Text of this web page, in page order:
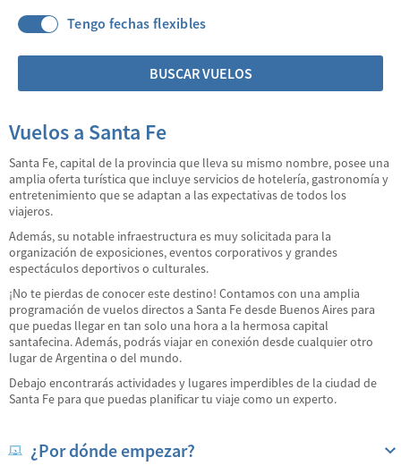
Tengo fechas flexibles
BUSCAR VUELOS
Vuelos a Santa Fe
Santa Fe, capital de la provincia que lleva su mismo nombre, posee una
amplia oferta turística que incluye servicios de hotelería, gastronomía y
entretenimiento que se adaptan a las expectativas de todos los
viajeros.
Además, su notable infraestructura es muy solicitada para la
organización de exposiciones, eventos corporativos y grandes
espectáculos deportivos o culturales.
¡No te pierdas de conocer este destino! Contamos con una amplia
programación de vuelos directos a Santa Fe desde Buenos Aires para
que puedas llegar en tan solo una hora a la hermosa capital
santafecina. Además, podrás viajar en conexión desde cualquier otro
lugar de Argentina o del mundo.
Debajo encontrarás actividades y lugares imperdibles de la ciudad de
Santa Fe para que puedas planificar tu viaje como un experto.
¿Por dónde empezar?